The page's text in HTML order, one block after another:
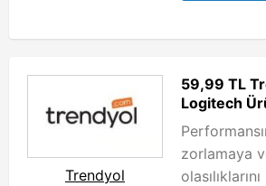
Trendyol
59,99 TL
Logitech
zorlamaya